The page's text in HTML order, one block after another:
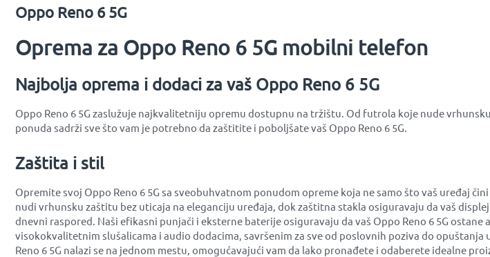
Oppo Reno 6 5G
Oprema za Oppo Reno 6 5G mobilni telefon
Najbolja oprema i dodaci za vaš Oppo Reno 6 5G
Oppo Reno 6 5G zaslužuje najkvalitetniju opremu dostupnu na tržištu. Od futrola koje nude
ponuda sadrži sve što vam je potrebno da zaštitite i poboljšate vaš Oppo Reno 6 5G.
Zaštita i stil
Opremite svoj Oppo Reno 6 5G sa sveobuhvatnom ponudom opreme koja ne samo što vaš uređaj
nudi vrhunsku zaštitu bez uticaja na eleganciju uređaja, dok zaštitna stakla osiguravaju da vaš
dnevni raspored. Naši efikasni punjači i eksterne baterije osiguravaju da vaš Oppo Reno 6 5G
visokokvalitetnim slušalicama i audio dodacima, savršenim za sve od poslovnih poziva do
Reno 6 5G nalazi se na jednom mestu, omogućavajući vam da lako pronađete i odaberete idealne